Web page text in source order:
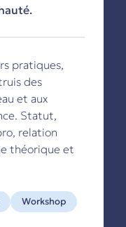
pratiques,
des
et aux
Statut,
relation
théorique et
Workshop